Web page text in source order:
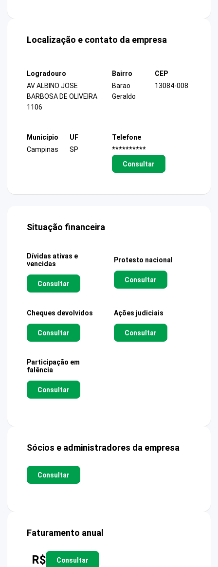
Localização e contato da empresa
Logradouro
AV ALBINO JOSE
BARBOSA DE OLIVEIRA
1106
Bairro
Barao
Geraldo
CEP
13084-008
Município
Campinas
UF
SP
Telefone
**********
Consultar
Situação financeira
Dívidas ativas e
vencidas
Consultar
Protesto nacional
Consultar
Cheques devolvidos
Consultar
Ações judiciais
Consultar
Participação em
falência
Consultar
Sócios e administradores da empresa
Consultar
Faturamento anual
R$ Consultar